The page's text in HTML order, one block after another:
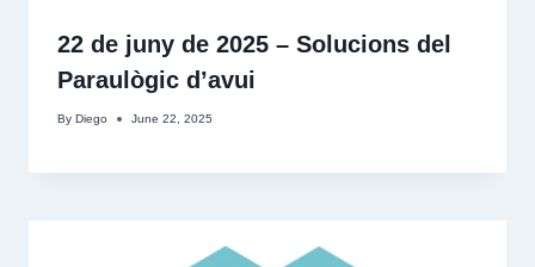
22 de juny de 2025 – Solucions del
Paraulògic d’avui
By Diego June 22, 2025